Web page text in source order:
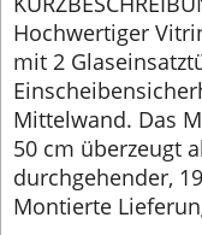
Hochwertiger
mit 2
Mittelwand. Das
50 cm überzeugt
durchgehender,
Montierte